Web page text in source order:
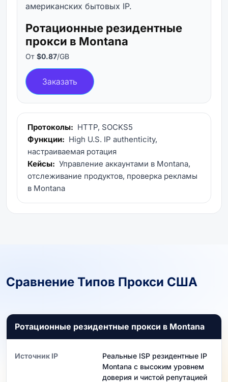
американских бытовых IP.
Ротационные резидентные
прокси в Montana
От $0.87/GB
Заказать
Протоколы: HTTP, SOCKS5
Функции: High U.S. IP authenticity,
настраиваемая ротация
Кейсы: Управление аккаунтами в Montana,
отслеживание продуктов, проверка рекламы
в Montana
Сравнение Типов Прокси США
Ротационные резидентные прокси в Montana
Источник IP
Реальные ISP резидентные IP
Montana с высоким уровнем
доверия и чистой репутацией